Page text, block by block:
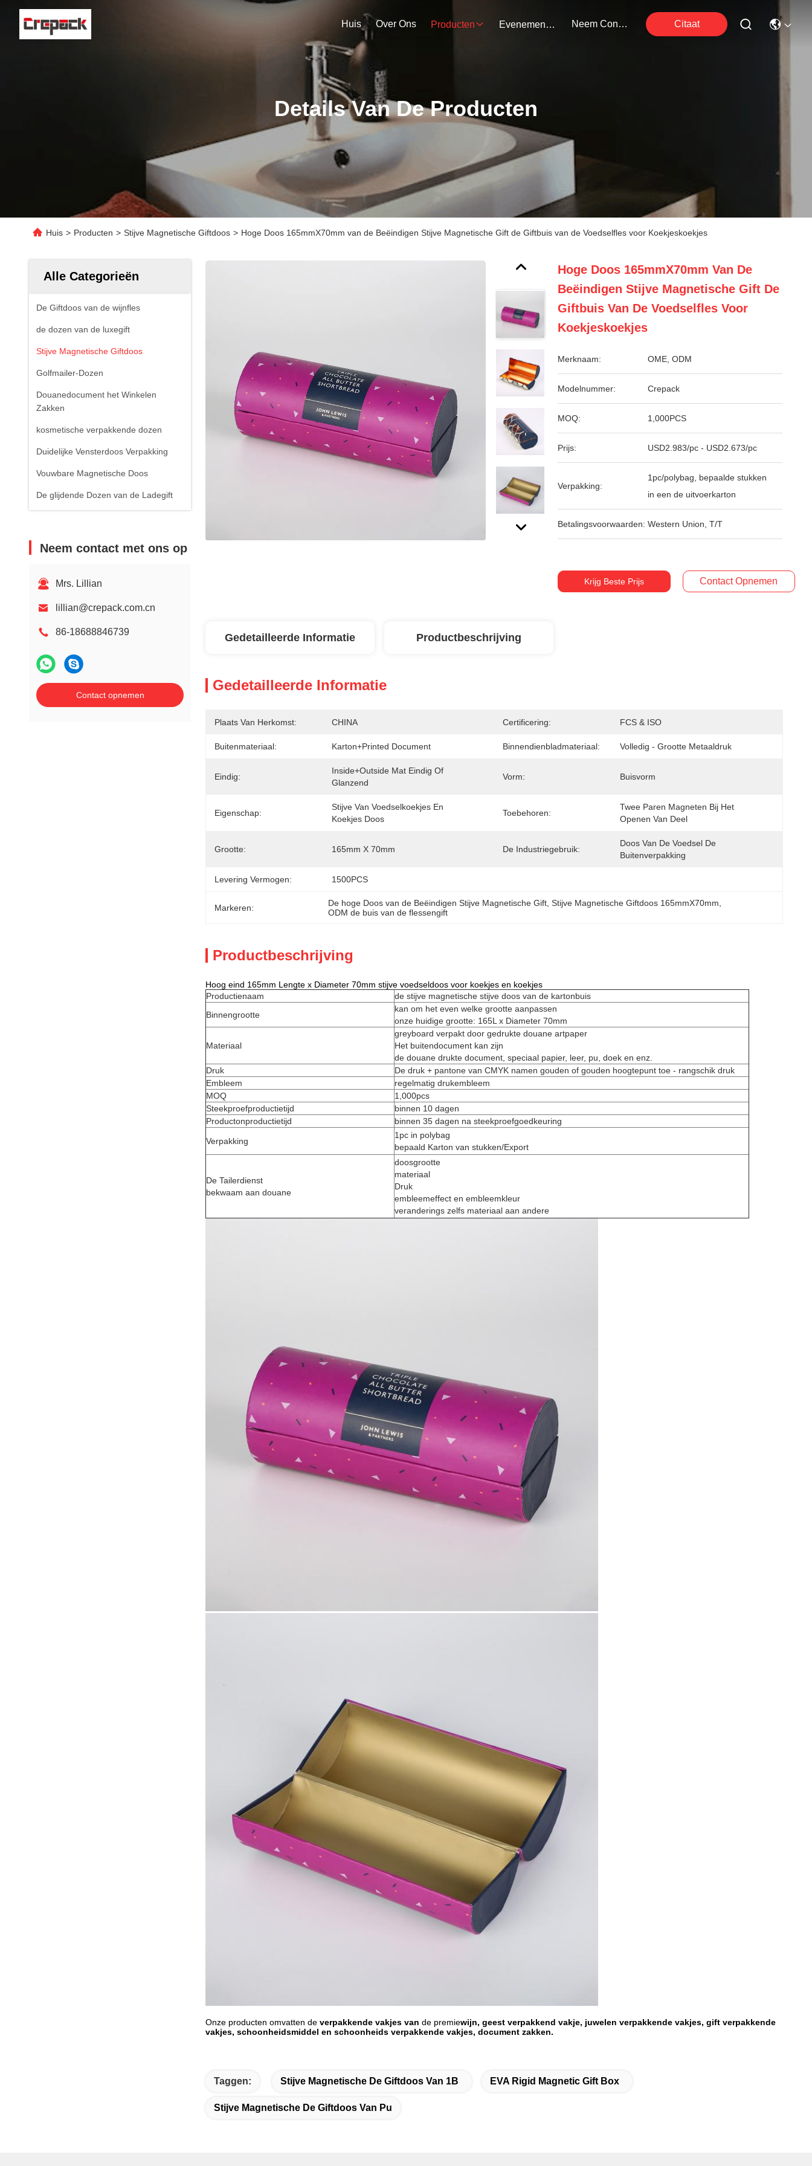
Huis Over Ons Producten Evenementen Neem Contact Met Ons Op Citaat
Details Van De Producten
Huis > Producten > Stijve Magnetische Giftdoos > Hoge Doos 165mmX70mm van de Beëindigen Stijve Magnetische Gift de Giftbuis van de Voedselfles voor Koekjeskoekjes
Alle Categorieën
De Giftdoos van de wijnfles
de dozen van de luxegift
Stijve Magnetische Giftdoos
Golfmailer-Dozen
Douanedocument het Winkelen
Zakken
kosmetische verpakkende dozen
Duidelijke Vensterdoos Verpakking
Vouwbare Magnetische Doos
De glijdende Dozen van de Ladegift
Neem contact met ons op
Mrs. Lillian
lillian@crepack.com.cn
86-18688846739
Contact opnemen
Hoge Doos 165mmX70mm Van De
Beëindigen Stijve Magnetische Gift De
Giftbuis Van De Voedselfles Voor
Koekjeskoekjes
Merknaam: OME, ODM
Modelnummer: Crepack
MOQ: 1,000PCS
Prijs: USD2.983/pc - USD2.673/pc
Verpakking:
1pc/polybag, bepaalde stukken
in een de uitvoerkarton
Betalingsvoorwaarden: Western Union, T/T
Krijg Beste Prijs Contact Opnemen
Gedetailleerde Informatie Productbeschrijving
Gedetailleerde Informatie
Plaats Van Herkomst: CHINA Certificering: FCS & ISO
Buitenmateriaal: Karton+printed Document Binnendienbladmateriaal: Volledig - Grootte Metaaldruk
Eindig:
Inside+outside Mat Eindig Of
Glanzend
Vorm: Buisvorm
Eigenschap:
Stijve Van Voedselkoekjes En
Koekjes Doos
Toebehoren:
Twee Paren Magneten Bij Het
Openen Van Deel
Grootte: 165mm X 70mm De Industriegebruik:
Doos Van De Voedsel De
Buitenverpakking
Levering Vermogen: 1500PCS
Markeren: De hoge Doos van de Beëindigen Stijve Magnetische Gift , Stijve Magnetische Giftdoos 165mmX70mm
ODM de buis van de flessengift
Productbeschrijving
Hoog eind 165mm Lengte x Diameter 70mm stijve voedseldoos voor koekjes en koekjes
Productienaam
de stijve magnetische stijve doos van de kartonbuis
Binnengrootte
kan om het even welke grootte aanpassen
onze huidige grootte: 165L x Diameter 70mm
Materiaal
greyboard verpakt door gedrukte douane artpaper
Het buitendocument kan zijn
de douane drukte document, speciaal papier, leer, pu, doek en enz.
Druk
De druk + pantone van CMYK namen gouden of gouden hoogtepunt toe - rangschik druk
Embleem
regelmatig drukembleem
MOQ
1,000pcs
Steekproefproductietijd
binnen 10 dagen
Productonproductietijd
binnen 35 dagen na steekproefgoedkeuring
Verpakking
1pc in polybag
bepaald Karton van stukken/Export
De Tailerdienst
bekwaam aan douane
doosgrootte
materiaal
Druk
embleemeffect en embleemkleur
veranderings zelfs materiaal aan andere
Onze producten omvatten de verpakkende vakjes van de premiewijn, geest verpakkend vakje, juwelen verpakkende vakjes, gift verpakkende
vakjes, schoonheidsmiddel en schoonheids verpakkende vakjes, document zakken.
Taggen: Stijve Magnetische De Giftdoos Van 1B EVA Rigid Magnetic Gift Box
Stijve Magnetische De Giftdoos Van Pu